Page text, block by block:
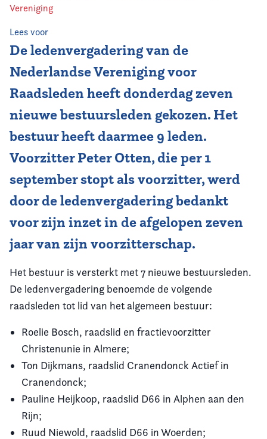
Contact
Vereniging
Lees voor
De ledenvergadering van de
Nederlandse Vereniging voor
Raadsleden heeft donderdag zeven
nieuwe bestuursleden gekozen. Het
bestuur heeft daarmee 9 leden.
Voorzitter Peter Otten, die per 1
september stopt als voorzitter, werd
door de ledenvergadering bedankt
voor zijn inzet in de afgelopen zeven
jaar van zijn voorzitterschap.
Het bestuur is versterkt met 7 nieuwe bestuursleden.
De ledenvergadering benoemde de volgende
raadsleden tot lid van het algemeen bestuur:
Roelie Bosch, raadslid en fractievoorzitter
Christenunie in Almere;
Ton Dijkmans, raadslid Cranendonck Actief in
Cranendonck;
Pauline Heijkoop, raadslid D66 in Alphen aan den
Rijn;
Ruud Niewold, raadslid D66 in Woerden;